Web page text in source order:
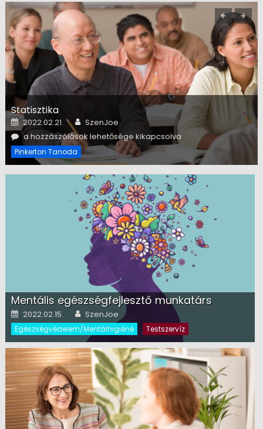
Statisztika
Posted on
2022.02.21. Author
SzenJoe
Statisztika bejegyzéshez
a hozzászólások lehetősége kikapcsolva
Pinkerton Tanoda
Mentális egészségfejlesztő munkatárs
Posted on
2022.02.15. Author
SzenJoe
Egészségvédelem/Mentálhigiéné Testszervíz